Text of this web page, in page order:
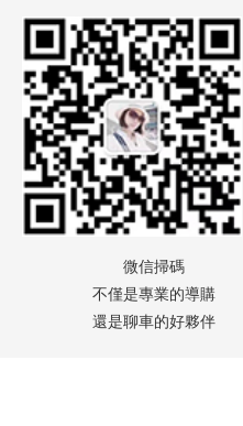
微信掃碼
不僅是專業的導購
還是聊車的好夥伴